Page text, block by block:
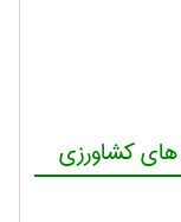
کشاورزی